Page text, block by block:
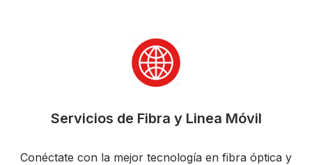
Servicios de Fibra y Linea Móvil
Conéctate con la mejor tecnología en fibra óptica y